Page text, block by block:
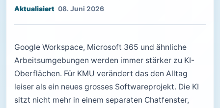
08. Juni 2026
Google Workspace, Microsoft 365 und ähnliche
Arbeitsumgebungen werden immer stärker zu KI-
Oberflächen. Für KMU verändert das den Alltag
leiser als ein neues grosses Softwareprojekt. Die KI
sitzt nicht mehr in einem separaten Chatfenster,